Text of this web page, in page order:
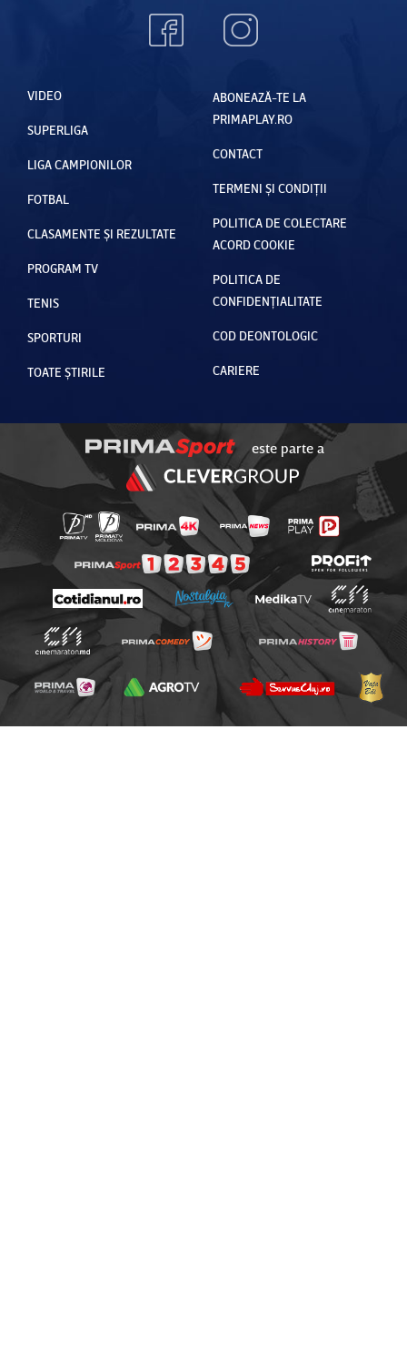
VIDEO
SUPERLIGA
LIGA CAMPIONILOR
FOTBAL
CLASAMENTE ȘI REZULTATE
PROGRAM TV
TENIS
SPORTURI
TOATE ȘTIRILE
ABONEAZĂ-TE LA
PRIMAPLAY.RO
CONTACT
TERMENI ȘI CONDIȚII
POLITICA DE COLECTARE
ACORD COOKIE
POLITICA DE
CONFIDENȚIALITATE
COD DEONTOLOGIC
CARIERE
este parte a